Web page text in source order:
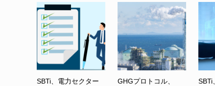
SBTi、電力セクター
GHGプロトコル、
SBTi